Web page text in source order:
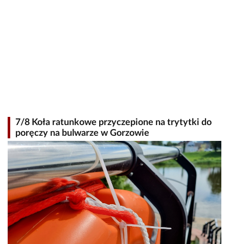
7/8 Koła ratunkowe przyczepione na trytytki do
poręczy na bulwarze w Gorzowie